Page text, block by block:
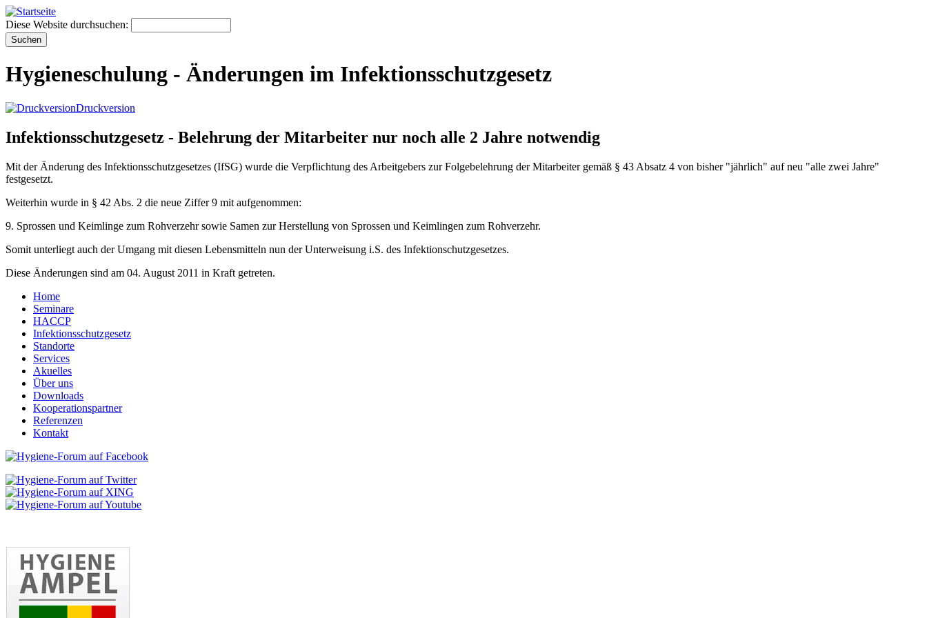
Diese Website durchsuchen:
Hygieneschulung - Änderungen im Infektionsschutzgesetz
Druckversion
Infektionsschutzgesetz - Belehrung der Mitarbeiter nur noch alle 2 Jahre notwendig
Mit der Änderung des Infektionsschutzgesetzes (IfSG) wurde die Verpflichtung des Arbeitgebers zur Folgebelehrung der Mitarbeiter gemäß § 43 Absatz 4 von bisher "jährlich" auf neu "alle zwei Jahre"
festgesetzt.
Weiterhin wurde in § 42 Abs. 2 die neue Ziffer 9 mit aufgenommen:
9. Sprossen und Keimlinge zum Rohverzehr sowie Samen zur Herstellung von Sprossen und Keimlingen zum Rohverzehr.
Somit unterliegt auch der Umgang mit diesen Lebensmitteln nun der Unterweisung i.S. des Infektionschutzgesetzes.
Diese Änderungen sind am 04. August 2011 in Kraft getreten.
Home
Seminare
HACCP
Infektionsschutzgesetz
Standorte
Services
Akuelles
Über uns
Downloads
Kooperationspartner
Referenzen
Kontakt